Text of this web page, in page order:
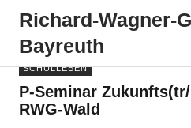
Richard-​​Wagner-​​
Bayreuth
SCHULLEBEN
P-Seminar
RWG-Wald